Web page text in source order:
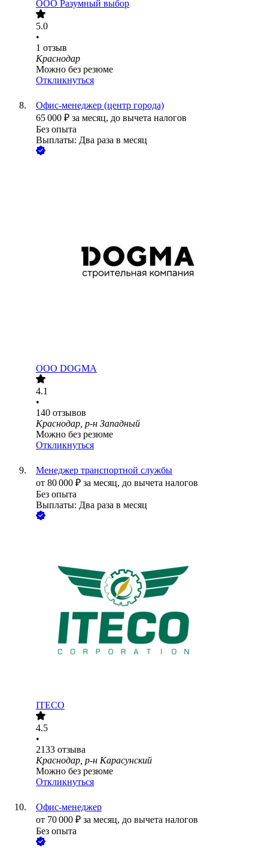
ООО Разумный выбор
5.0
•
1 отзыв
Краснодар
Можно без резюме
Откликнуться
Офис-менеджер (центр города)
65 000 ₽ за месяц, до вычета налогов
Без опыта
Выплаты: Два раза в месяц
ООО DOGMA
4.1
•
140 отзывов
Краснодар, р-н Западный
Можно без резюме
Откликнуться
Менеджер транспортной службы
от 80 000 ₽ за месяц, до вычета налогов
Без опыта
Выплаты: Два раза в месяц
ITECO
4.5
•
2133 отзыва
Краснодар, р-н Карасунский
Можно без резюме
Откликнуться
Офис-менеджер
от 70 000 ₽ за месяц, до вычета налогов
Без опыта